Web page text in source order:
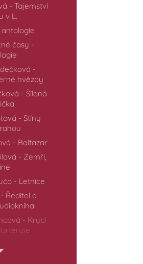
- Tajemství
v L.
časy -
-
hvězdy
- Šílená
- Stíny
- Baltazar
- Zemři,
- Letnice
Ředitel a
- Krycí